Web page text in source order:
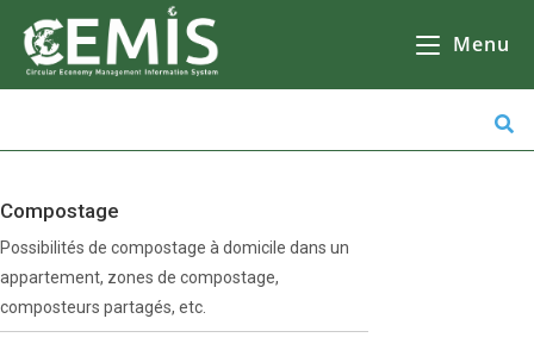
Menu
l'école, de faire des courses ou de faire du shopping.
Compostage
Possibilités de compostage à domicile dans un
appartement, zones de compostage,
composteurs partagés, etc.